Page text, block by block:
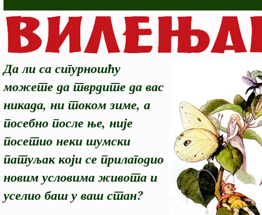
Да ли са сигурношћу
можете да тврдите да вас
никада, ни током зиме, а
посебно после ње, није
посетио неки шумски
патуљак који се прилагодио
новим условима живота и
уселио баш у ваш стан?